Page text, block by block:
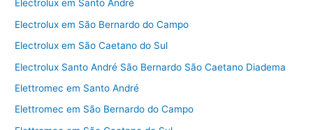
Electrolux em Santo André
Electrolux em São Bernardo do Campo
Electrolux em São Caetano do Sul
Electrolux Santo André São Bernardo São Caetano Diadema
Elettromec em Santo André
Elettromec em São Bernardo do Campo